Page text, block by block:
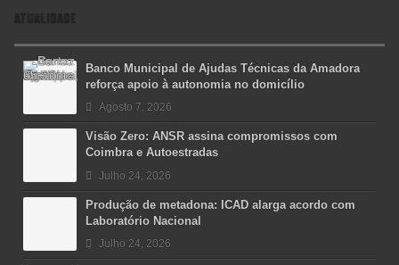
ATUALIDADE
Banco Municipal de Ajudas Técnicas da Amadora
reforça apoio à autonomia no domicílio
Agosto 7, 2026
Visão Zero: ANSR assina compromissos com
Coimbra e Autoestradas
Julho 24, 2026
Produção de metadona: ICAD alarga acordo com
Laboratório Nacional
Julho 24, 2026